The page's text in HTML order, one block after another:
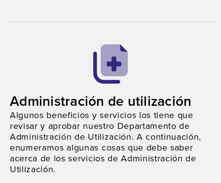
Administración de utilización
Algunos beneficios y servicios los tiene que
revisar y aprobar nuestro Departamento de
Administración de Utilización. A continuación,
enumeramos algunas cosas que debe saber
acerca de los servicios de Administración de
Utilización.